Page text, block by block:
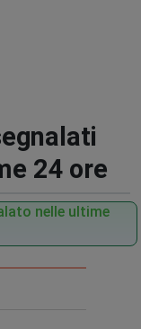
24 ore
nelle ultime